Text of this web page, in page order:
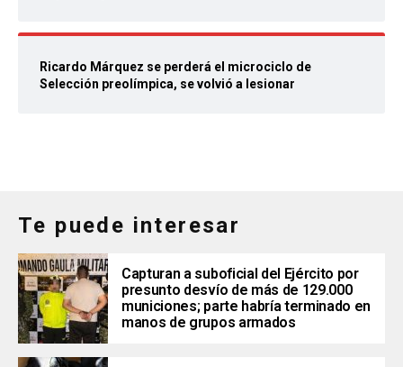
Ricardo Márquez se perderá el microciclo de
Selección preolímpica, se volvió a lesionar
Te puede interesar
Capturan a suboficial del Ejército por
presunto desvío de más de 129.000
municiones; parte habría terminado en
manos de grupos armados